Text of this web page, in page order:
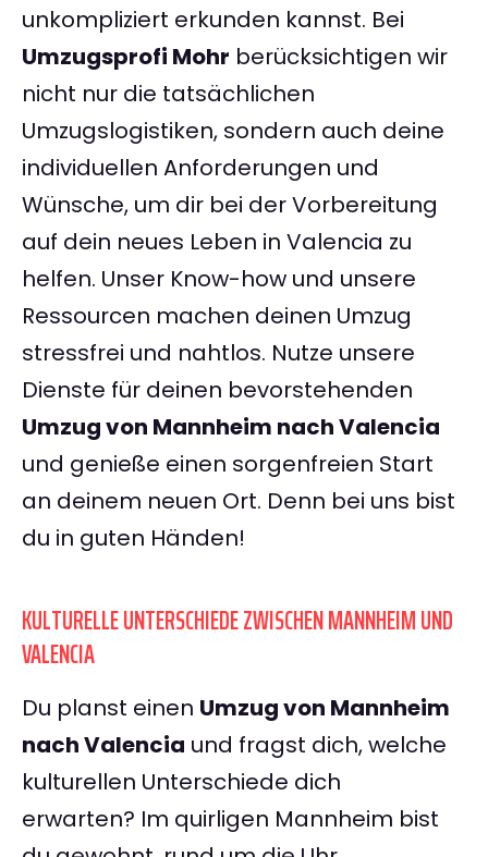
unkompliziert erkunden kannst. Bei
Umzugsprofi Mohr berücksichtigen wir
nicht nur die tatsächlichen
Umzugslogistiken, sondern auch deine
individuellen Anforderungen und
Wünsche, um dir bei der Vorbereitung
auf dein neues Leben in Valencia zu
helfen. Unser Know-how und unsere
Ressourcen machen deinen Umzug
stressfrei und nahtlos. Nutze unsere
Dienste für deinen bevorstehenden
Umzug von Mannheim nach Valencia
und genieße einen sorgenfreien Start
an deinem neuen Ort. Denn bei uns bist
du in guten Händen!
KULTURELLE UNTERSCHIEDE ZWISCHEN MANNHEIM UND
VALENCIA
Du planst einen Umzug von Mannheim
nach Valencia und fragst dich, welche
kulturellen Unterschiede dich
erwarten? Im quirligen Mannheim bist